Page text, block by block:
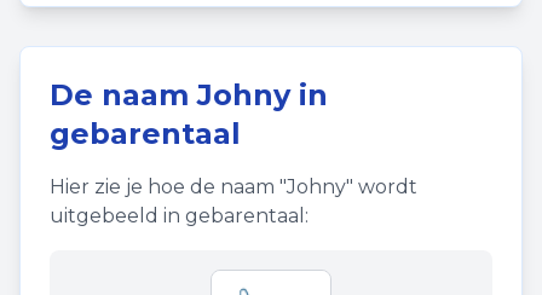
De naamJohnyin
gebarentaal
Hier zie je hoe de naam "Johny" wordt
uitgebeeld in gebarentaal: